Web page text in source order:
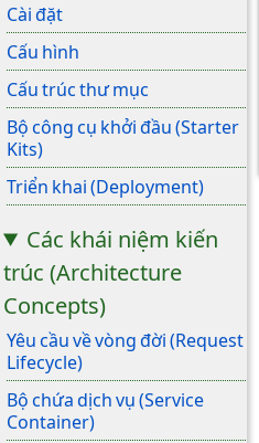
Cài đặt
Cấu hình
Cấu trúc thư mục
Bộ công cụ khởi đầu (Starter
Kits)
Triển khai (Deployment)
Các khái niệm kiến
trúc (Architecture
Concepts)
Yêu cầu về vòng đời (Request
Lifecycle)
Bộ chứa dịch vụ (Service
Container)